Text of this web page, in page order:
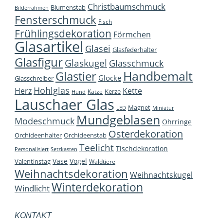
Bilderrahmen Blumenstab Christbaumschmuck
Fensterschmuck Fisch
Frühlingsdekoration Förmchen
Glasartikel Glasei Glasfederhalter
Glasfigur Glaskugel Glasschmuck
Glasschreiber Glastier Glocke Handbemalt
Herz Hohlglas Hund Katze Kerze Kette
Lauschaer Glas LED Magnet Miniatur
Modeschmuck Mundgeblasen Ohrringe
Orchideenhalter Orchideenstab Osterdekoration
Personalisiert Setzkasten Teelicht Tischdekoration
Valentinstag Vase Vogel Waldtiere
Weihnachtsdekoration Weihnachtskugel
WindlichtWinterdekoration
KONTAKT